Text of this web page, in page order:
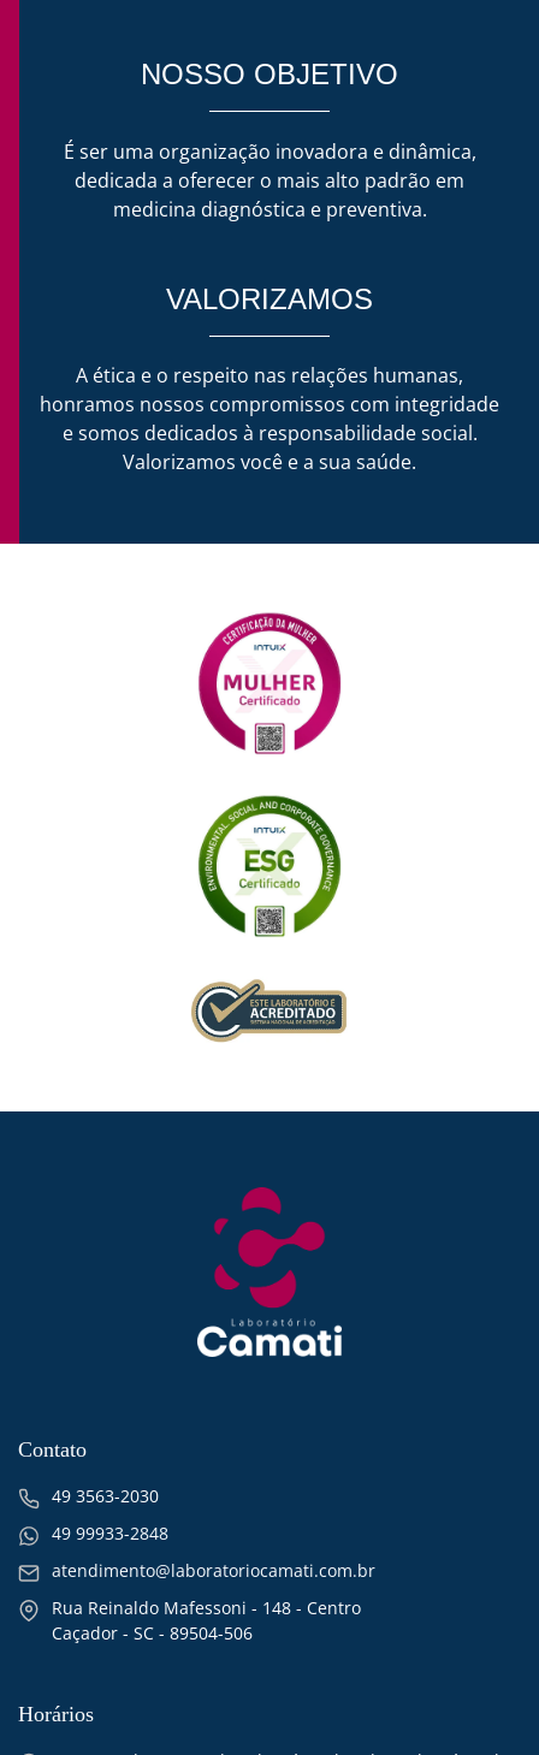
NOSSO OBJETIVO
É ser uma organização inovadora e dinâmica,
dedicada a oferecer o mais alto padrão em
medicina diagnóstica e preventiva.
VALORIZAMOS
A ética e o respeito nas relações humanas,
honramos nossos compromissos com integridade
e somos dedicados à responsabilidade social.
Valorizamos você e a sua saúde.
Contato
49 3563-2030
49 99933-2848
atendimento@laboratoriocamati.com.br
Rua Reinaldo Mafessoni - 148 - Centro
Caçador - SC - 89504-506
Horários